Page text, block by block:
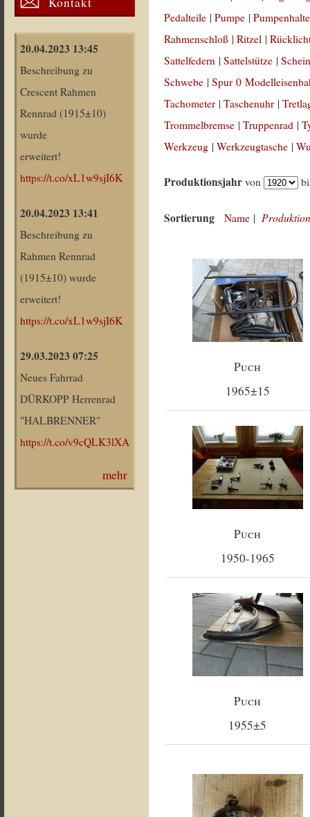
20.04.2023 13:45
Beschreibung zu
Crescent Rahmen
Rennrad (1915±10)
wurde
erweitert!
https://t.co/xL1w9sjI6K
20.04.2023 13:41
Beschreibung zu
Rahmen Rennrad
(1915±10) wurde
erweitert!
https://t.co/xL1w9sjI6K
29.03.2023 07:25
Neues Fahrrad
DÜRKOPP Herrenrad
"HALBRENNER"
https://t.co/v9cQLK3lXA
mehr
Pedalteile |Pumpe |
Rahmenschloß |Ritzel |
Sattelfedern |Sattelstütze |
Schwebe |Spur 0
Tachometer |Taschenuhr |
Trommelbremse |Truppenrad |
Werkzeug |Werkzeugtasche |
Produktionsjahr von
Sortierung Name |
Puch
1965±15
Puch
1950-1965
Puch
1955±5